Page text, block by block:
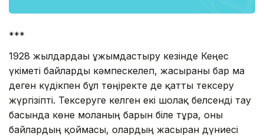
***
1928 жылдардағы ұжымдастыру кезінде Кеңес
үкіметі байларды кәмпескелеп, жасырғаны бар ма
деген күдікпен бұл төңіректе де қатты тексеру
жүргізіпті. Тексеруге келген екі шолақ белсенді тау
басында көне моланың барын біле тұра, оны
байлардың қоймасы, олардың жасырған дүниесі